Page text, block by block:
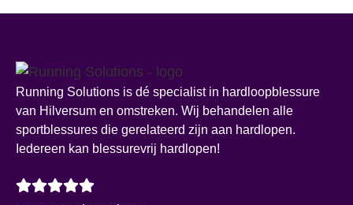
Running Solutions is dé specialist in hardloopblessure
van Hilversum en omstreken. Wij behandelen alle
sportblessures die gerelateerd zijn aan hardlopen.
Iedereen kan blessurevrij hardlopen!